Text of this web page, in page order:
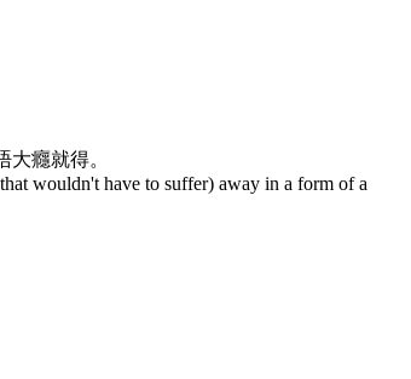
癮就得。
wouldn't have to suffer) away in a form of a